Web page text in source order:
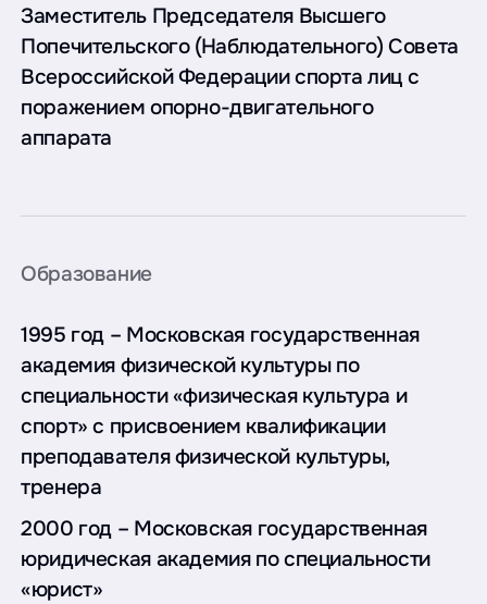
Заместитель Председателя Высшего
Попечительского (Наблюдательного) Совета
Всероссийской Федерации спорта лиц с
поражением опорно-двигательного
аппарата
Образование
1995 год – Московская государственная
академия физической культуры по
специальности «физическая культура и
спорт» с присвоением квалификации
преподавателя физической культуры,
тренера
2000 год – Московская государственная
юридическая академия по специальности
«юрист»